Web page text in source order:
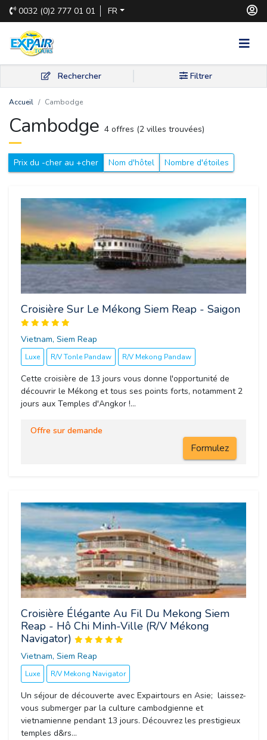
0032 (0)2 777 01 01 FR
Rechercher Filtrer
Accueil Cambodge
Cambodge 4 offres (2 villes trouvées)
Prix du -cher au +cher Nom d'hôtel Nombre d'étoiles
Croisière Sur Le Mékong Siem Reap - Saigon
Vietnam, Siem Reap
Luxe R/V Tonle Pandaw R/V Mekong Pandaw
Cette croisière de 13 jours vous donne l'opportunité de
découvrir le Mékong et tous ses points forts, notamment 2
jours aux Temples d'Angkor !...
Offre sur demande
Formulez
Croisière Élégante Au Fil Du Mekong Siem
Reap - Hô Chi Minh-Ville (R/V Mékong
Navigator)
Vietnam, Siem Reap
Luxe R/V Mekong Navigator
Un séjour de découverte avec Expairtours en Asie; laissez-
vous submerger par la culture cambodgienne et
vietnamienne pendant 13 jours. Découvrez les prestigieux
temples d&rs...